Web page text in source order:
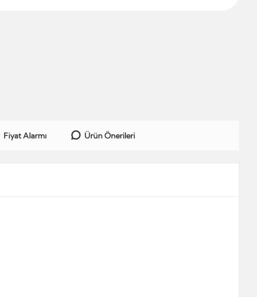
Fiyat Alarmı Ürün Önerileri